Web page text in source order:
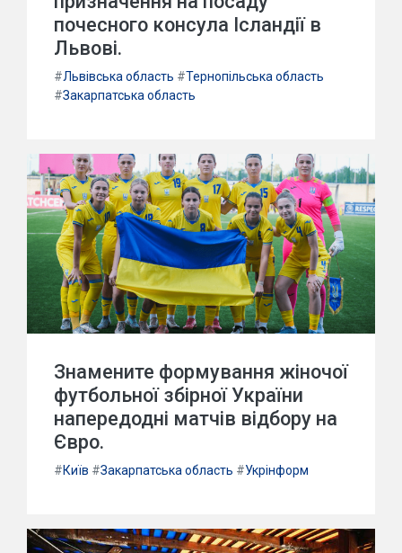
почесного консула Ісландії в
Львові.
#Львівська область #Тернопільська область
#Закарпатська область
Знамените формування жіночої
футбольної збірної України
напередодні матчів відбору на
Євро.
#Київ #Закарпатська область #Укрінформ